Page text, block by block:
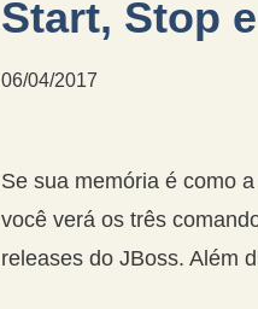
Start, Stop
06/04/2017
Se sua memória é como
você verá os três
releases do JBoss. Além